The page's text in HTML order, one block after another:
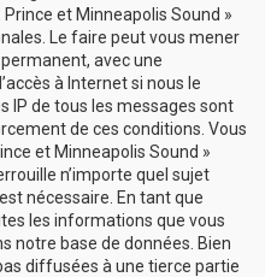
et Minneapolis Sound »
Le faire peut vous mener
avec une
à Internet si nous le
IP de tous les messages sont
de ces conditions. Vous
et Minneapolis Sound »
n’importe quel sujet
nécessaire. En tant que
les informations que vous
notre base de données. Bien
diffusées à une tierce partie